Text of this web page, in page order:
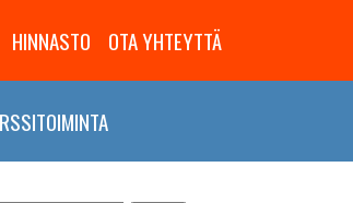
HINNASTO OTA YHTEYTTÄ